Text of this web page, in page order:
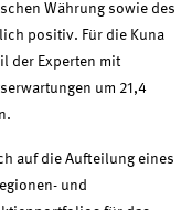
Währung sowie des
positiv. Für die Kuna
der Experten mit
um 21,4
auf die Aufteilung eines
und